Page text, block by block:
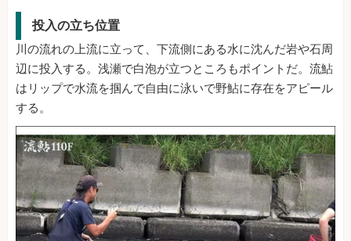
投入の立ち位置
川の流れの上流に立って、下流側にある水に沈んだ岩や石周
辺に投入する。浅瀬で白泡が立つところもポイントだ。流鮎
はリップで水流を掴んで自由に泳いで野鮎に存在をアピール
する。